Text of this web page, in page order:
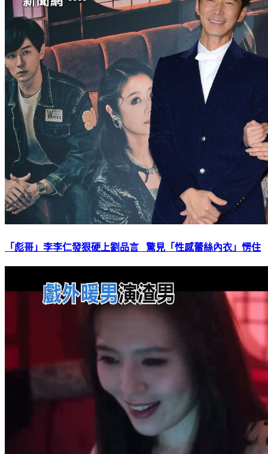
「彪哥」李李仁發狠硬上劉品言 驚見「性感蕾絲內衣」愣住